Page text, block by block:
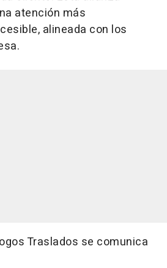
atención más
alineada con los
Traslados se comunica